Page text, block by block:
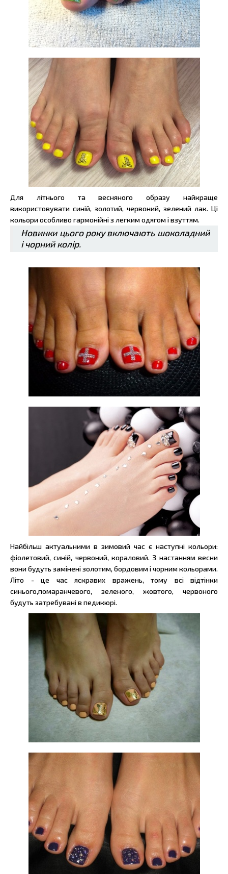
Для літнього та весняного образу найкраще
використовувати синій, золотий, червоний, зелений лак. Ці
кольори особливо гармонійні з легким одягом і взуттям.
Новинки цього року включають шоколадний
і чорний колір.
Найбільш актуальними в зимовий час є наступні кольори:
фіолетовий, синій, червоний, кораловий. З настанням весни
вони будуть замінені золотим, бордовим і чорним кольорами.
Літо - це час яскравих вражень, тому всі відтінки
синього,помаранчевого, зеленого, жовтого, червоного
будуть затребувані в педикюрі.